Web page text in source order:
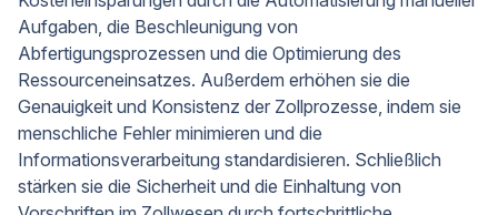
Aufgaben, die Beschleunigung von
Abfertigungsprozessen und die Optimierung des
Ressourceneinsatzes. Außerdem erhöhen sie die
Genauigkeit und Konsistenz der Zollprozesse, indem sie
menschliche Fehler minimieren und die
Informationsverarbeitung standardisieren. Schließlich
stärken sie die Sicherheit und die Einhaltung von